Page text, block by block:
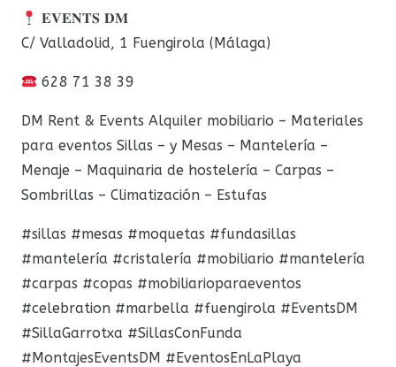
𝐄𝐕𝐄𝐍𝐓𝐒 𝐃𝐌
C/ Valladolid, 1 Fuengirola (Málaga)
628 71 38 39
DM Rent & Events Alquiler mobiliario – Materiales
para eventos Sillas – y Mesas – Mantelería –
Menaje – Maquinaria de hostelería – Carpas –
Sombrillas – Climatización – Estufas
#sillas #mesas #moquetas #fundasillas
#mantelería #cristalería #mobiliario #mantelería
#carpas #copas #mobiliarioparaeventos
#celebration #marbella #fuengirola #EventsDM
#SillaGarrotxa #SillasConFunda
#MontajesEventsDM #EventosEnLaPlaya